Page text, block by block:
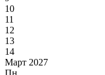
10
11
12
13
14
Март 2027